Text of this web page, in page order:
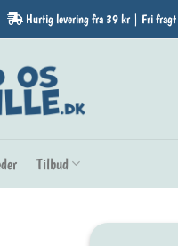
Hurtig levering fra 39 kr | Fri
Tilbud